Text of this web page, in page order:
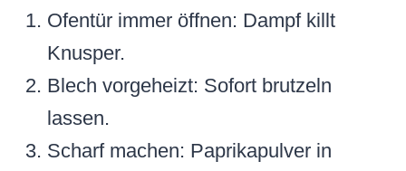
Ofentür immer öffnen: Dampf killt
Knusper.
Blech vorgeheizt: Sofort brutzeln
lassen.
Scharf machen: Paprikapulver in